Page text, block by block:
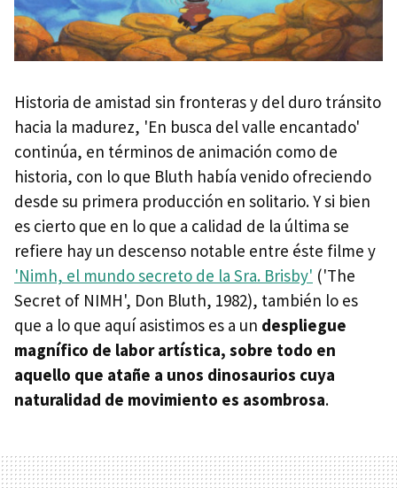
Historia de amistad sin fronteras y del duro tránsito
hacia la madurez, 'En busca del valle encantado'
continúa, en términos de animación como de
historia, con lo que Bluth había venido ofreciendo
desde su primera producción en solitario. Y si bien
es cierto que en lo que a calidad de la última se
refiere hay un descenso notable entre éste filme y
'Nimh, el mundo secreto de la Sra. Brisby' ('The
Secret of NIMH', Don Bluth, 1982), también lo es
que a lo que aquí asistimos es a un despliegue
magnífico de labor artística, sobre todo en
aquello que atañe a unos dinosaurios cuya
naturalidad de movimiento es asombrosa.